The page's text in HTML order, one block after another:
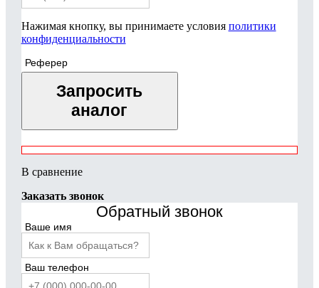
Нажимая кнопку, вы принимаете условия политики
конфиденциальности
Реферер
Запросить
аналог
В сравнение
Заказать звонок
Обратный звонок
Ваше имя
Ваш телефон